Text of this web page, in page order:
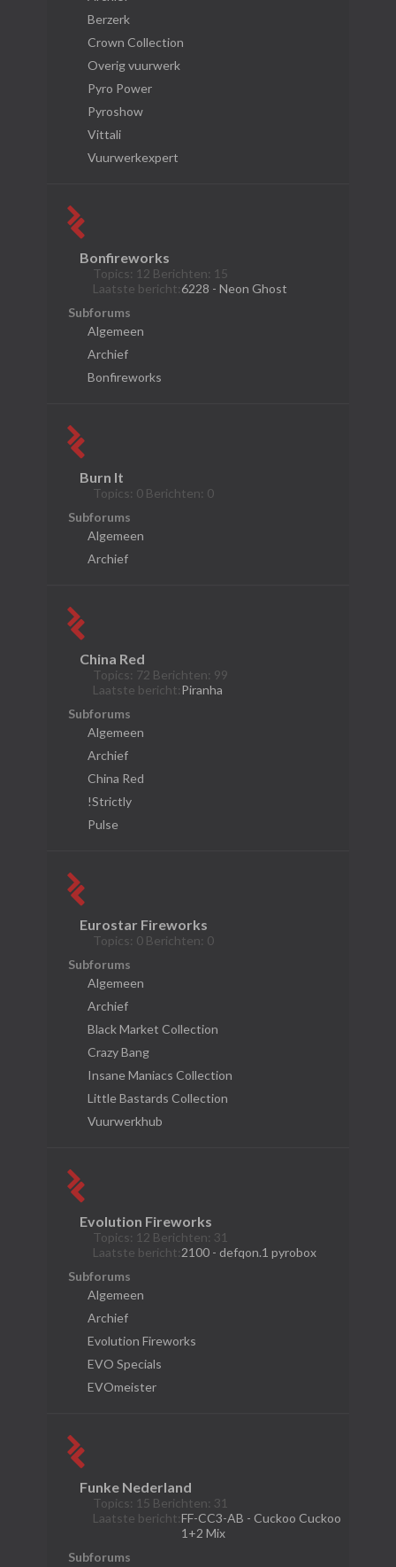
Berzerk
Crown Collection
Overig vuurwerk
Pyro Power
Pyroshow
Vittali
Vuurwerkexpert
Bonfireworks
Topics: 12 Berichten: 15
Laatste bericht:6228 - Neon Ghost
Subforums
Algemeen
Archief
Bonfireworks
Burn It
Topics: 0 Berichten: 0
Subforums
Algemeen
Archief
China Red
Topics: 72 Berichten: 99
Laatste bericht:Piranha
Subforums
Algemeen
Archief
China Red
!Strictly
Pulse
Eurostar Fireworks
Topics: 0 Berichten: 0
Subforums
Algemeen
Archief
Black Market Collection
Crazy Bang
Insane Maniacs Collection
Little Bastards Collection
Vuurwerkhub
Evolution Fireworks
Topics: 12 Berichten: 31
Laatste bericht:2100 - defqon.1 pyrobox
Subforums
Algemeen
Archief
Evolution Fireworks
EVO Specials
EVOmeister
Funke Nederland
Topics: 15 Berichten: 31
Laatste bericht:FF-CC3-AB - Cuckoo Cuckoo
1+2 Mix
Subforums